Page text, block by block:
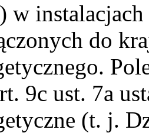
w
do
9c ust. 7a
(t. j.